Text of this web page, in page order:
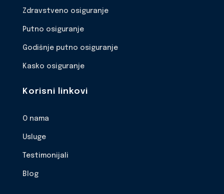
Zdravstveno osiguranje
Putno osiguranje
Godišnje putno osiguranje
Kasko osiguranje
Korisni linkovi
O nama
Usluge
Testimonijali
Blog